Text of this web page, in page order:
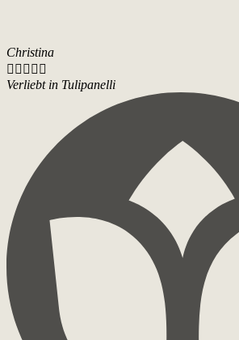
Christina
    
Verliebt in Tulipanelli